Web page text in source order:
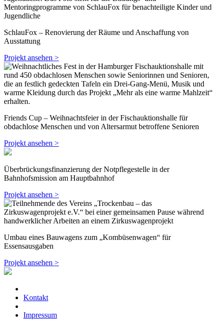
SchlauFox – Renovierung der Räume und Anschaffung von
Ausstattung
Projekt ansehen >
Friends Cup – Weihnachtsfeier in der Fischauktionshalle für
obdachlose Menschen und von Altersarmut betroffene Senioren
Projekt ansehen >
Überbrückungsfinanzierung der Notpflegestelle in der
Bahnhofsmission am Hauptbahnhof
Projekt ansehen >
Umbau eines Bauwagens zum „Kombüsenwagen“ für
Essensausgaben
Projekt ansehen >
Kontakt
Impressum